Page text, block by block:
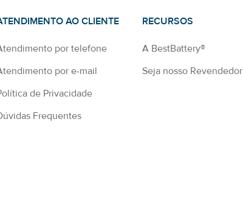
AO CLIENTE
por telefone
por e-mail
de Privacidade
Frequentes
RECURSOS
A BestBattery®
Seja nosso Revendedor